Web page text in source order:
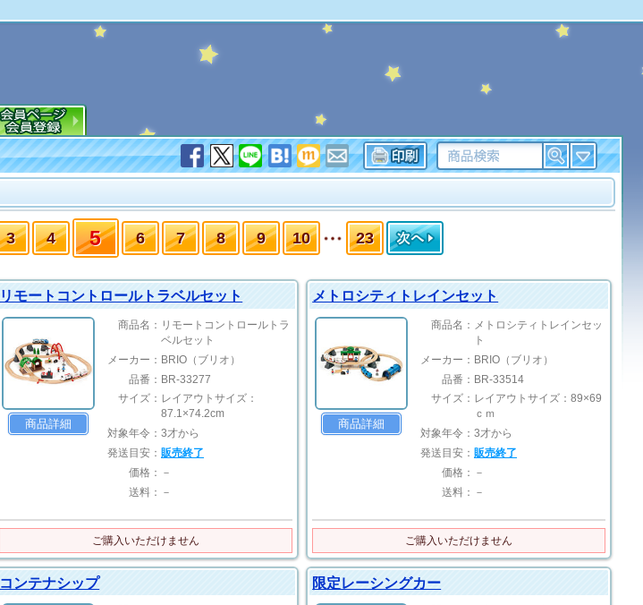
3 4 5 6 7 8 9 10 23
リモートコントロールトラベルセット
商品詳細
商品名： リモートコントロールトラ
ベルセット
メーカー： BRIO（ブリオ）
品番： BR-33277
サイズ： レイアウトサイズ：
87.1×74.2cm
対象年令： 3才から
発送目安： 販売終了
価格： －
送料： －
ご購入いただけません
メトロシティトレインセット
商品詳細
商品名： メトロシティトレインセッ
ト
メーカー： BRIO（ブリオ）
品番： BR-33514
サイズ： レイアウトサイズ：89×69
ｃｍ
対象年令： 3才から
発送目安： 販売終了
価格： －
送料： －
ご購入いただけません
コンテナシップ 限定レーシングカー